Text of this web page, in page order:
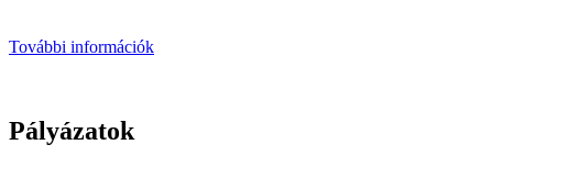
További információk
Pályázatok